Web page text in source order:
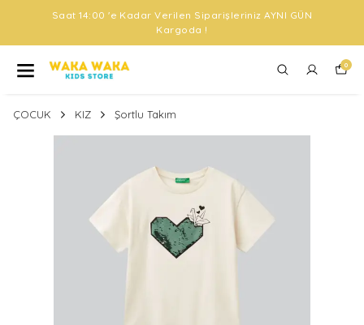
Saat 14:00 'e Kadar Verilen Siparişleriniz AYNI GÜN
Kargoda !
0
ÇOCUK KIZ Şortlu Takım